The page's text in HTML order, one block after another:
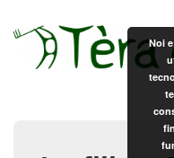
Vai
Noi